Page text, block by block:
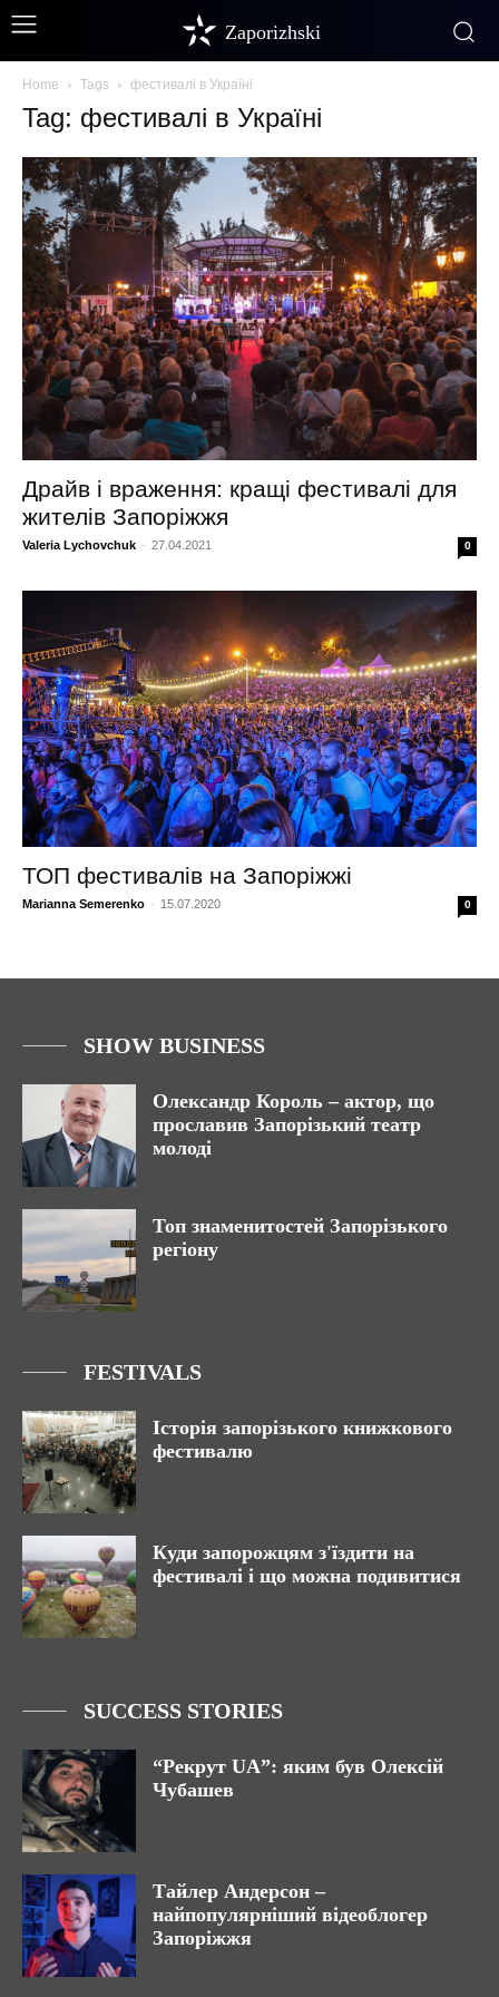
Zaporizhski
Home Tags фестивалі в Україні
Tag: фестивалі в Україні
Драйв і враження: кращі фестивалі для
жителів Запоріжжя
Valeria Lychovchuk - 27.04.2021 0
ТОП фестивалів на Запоріжжі
Marianna Semerenko - 15.07.2020 0
SHOW BUSINESS
Олександр Король – актор, що
прославив Запорізький театр
молоді
Топ знаменитостей Запорізького
регіону
FESTIVALS
Історія запорізького книжкового
фестивалю
Куди запорожцям з'їздити на
фестивалі і що можна подивитися
SUCCESS STORIES
“Рекрут UA”: яким був Олексій
Чубашев
Тайлер Андерсон –
найпопулярніший відеоблогер
Запоріжжя